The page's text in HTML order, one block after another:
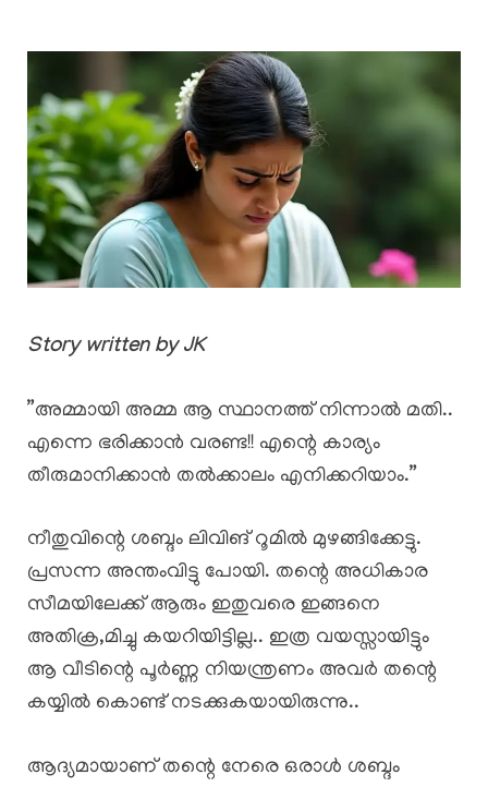
Story written by JK
​”അമ്മായി അമ്മ ആ സ്ഥാനത്ത് നിന്നാൽ മതി..
എന്നെ ഭരിക്കാൻ വരണ്ട!! എന്റെ കാര്യം
തീരുമാനിക്കാൻ തൽക്കാലം എനിക്കറിയാം.”
​നീതുവിന്റെ ശബ്ദം ലിവിങ് റൂമിൽ മുഴങ്ങിക്കേട്ടു.
പ്രസന്ന അന്തംവിട്ടു പോയി. തന്റെ അധികാര
സീമയിലേക്ക് ആരും ഇതുവരെ ഇങ്ങനെ
അതിക്ര,മിച്ചു കയറിയിട്ടില്ല.. ഇത്ര വയസ്സായിട്ടും
ആ വീടിന്റെ പൂർണ്ണ നിയന്ത്രണം അവർ തന്റെ
കയ്യിൽ കൊണ്ട് നടക്കുകയായിരുന്നു..
ആദ്യമായാണ് തന്റെ നേരെ ഒരാൾ ശബ്ദം